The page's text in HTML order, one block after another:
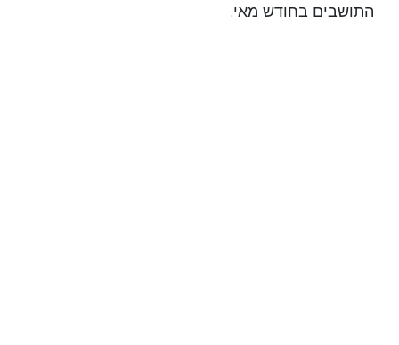
התושבים בחודש מאי.